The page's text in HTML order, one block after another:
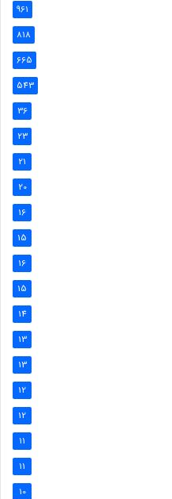
961
818
665
543
36
23
21
20
16
15
16
15
14
13
13
12
12
11
11
10